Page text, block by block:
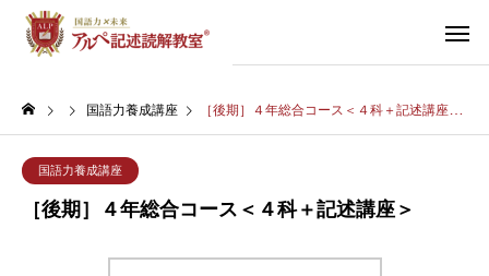
国語力養成講座 ［後期］４年総合コース＜４科＋記述講座＞
国語力養成講座
［後期］４年総合コース＜４科＋記述講座＞